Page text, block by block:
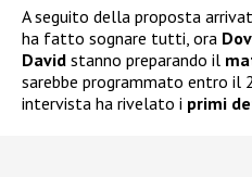
A seguito della proposta
ha fatto sognare tutti, ora
David stanno preparando il
sarebbe programmato entro il
intervista ha rivelato i primi